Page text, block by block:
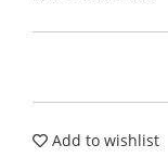
Add to wishlist